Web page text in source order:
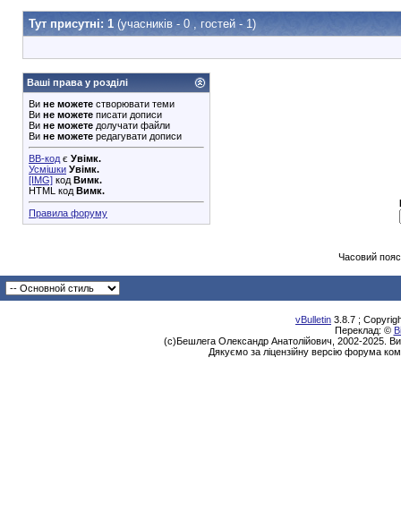
Тут присутні: 1 (учасників - 0 , гостей - 1)
Ваші права у розділі
Ви не можете створювати теми
Ви не можете писати дописи
Ви не можете долучати файли
Ви не можете редагувати дописи
BB-код є Увімк.
Усмішки Увімк.
[IMG] код Вимк.
HTML код Вимк.
Правила форуму
Часовий
vBulletin 3.8.7 ;
Переклад: ©
(с)Бешлега Олександр Анатолійович, 2002-2025.
Дякуємо за ліцензійну версію форума